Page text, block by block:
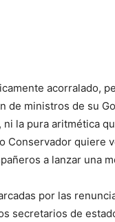
acorralado,
de ministros de su
la pura aritmética
Conservador quiere
a lanzar una
por las
secretarios de